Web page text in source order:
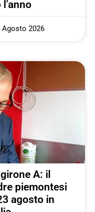
Agosto 2026
A: il
piemontesi
agosto in